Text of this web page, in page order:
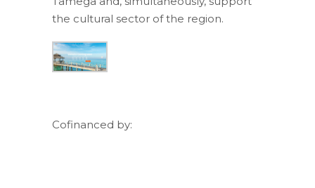
the cultural sector of the region.
Cofinanced by: